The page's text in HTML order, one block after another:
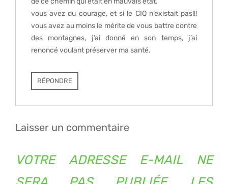
vous avez du courage, et si le CIQ n’existait pas!!!
vous avez au moins le mérite de vous battre contre
des montagnes, j’ai donné en son temps, j’ai
renoncé voulant préserver ma santé.
RÉPONDRE
Laisser un commentaire
VOTRE ADRESSE E-MAIL NE